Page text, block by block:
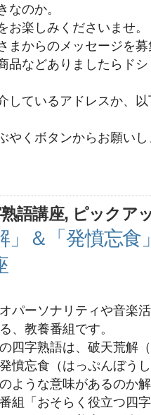
なのか。
お楽しみくださいませ。
まからのメッセージを
品などありましたらド
しているアドレスか、
やくボタンからお願い
語講座, ピックア
」＆「発憤忘食
パーソナリティや音楽
、教養番組です。
四字熟語は、破天荒解
憤忘食（はっぷんぼう
ような意味があるのか
組「おそらく役立つ四